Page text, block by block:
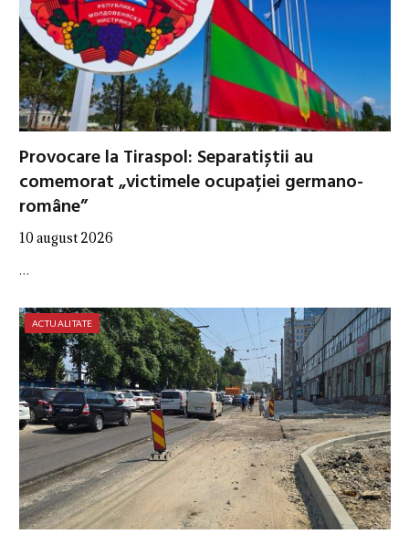
Provocare la Tiraspol: Separatiștii au
comemorat „victimele ocupației germano-
române”
10 august 2026
…
ACTUALITATE